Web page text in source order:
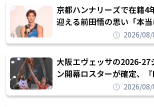
京都ハンナリーズで在籍4
迎える前田悟の思い「本
チームで勝ちたい、負け
められたまま終わりたく
2026/08/
大阪エヴェッサの2026-27
ン開幕ロスターが確定、『
FIGHT』のチームカルチ
し進めて結果を求めるシ
2026/08/